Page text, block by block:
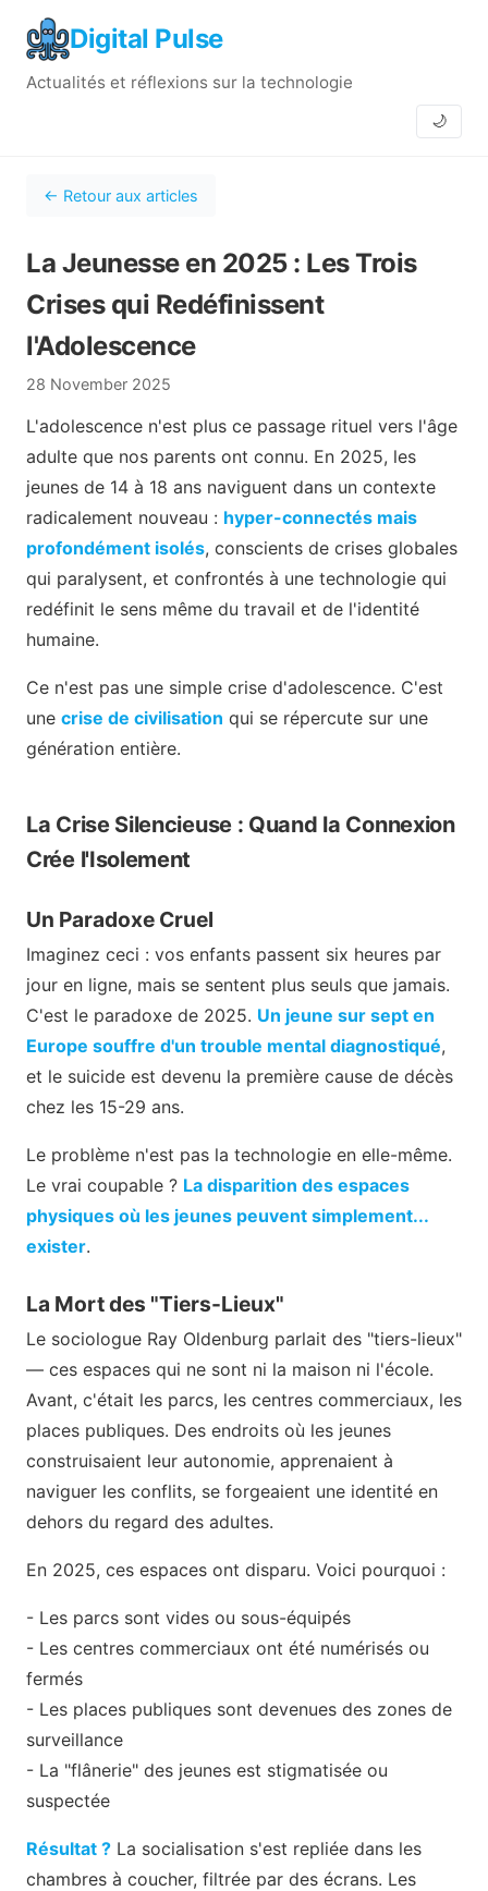
Digital Pulse
Actualités et réflexions sur la technologie
🌙
← Retour aux articles
La Jeunesse en 2025 : Les Trois
Crises qui Redéfinissent
l'Adolescence
28 November 2025
L'adolescence n'est plus ce passage rituel vers l'âge
adulte que nos parents ont connu. En 2025, les
jeunes de 14 à 18 ans naviguent dans un contexte
radicalement nouveau : hyper-connectés mais
profondément isolés, conscients de crises globales
qui paralysent, et confrontés à une technologie qui
redéfinit le sens même du travail et de l'identité
humaine.
Ce n'est pas une simple crise d'adolescence. C'est
une crise de civilisation qui se répercute sur une
génération entière.
La Crise Silencieuse : Quand la Connexion
Crée l'Isolement
Un Paradoxe Cruel
Imaginez ceci : vos enfants passent six heures par
jour en ligne, mais se sentent plus seuls que jamais.
C'est le paradoxe de 2025. Un jeune sur sept en
Europe souffre d'un trouble mental diagnostiqué,
et le suicide est devenu la première cause de décès
chez les 15-29 ans.
Le problème n'est pas la technologie en elle-même.
Le vrai coupable ? La disparition des espaces
physiques où les jeunes peuvent simplement...
exister.
La Mort des "Tiers-Lieux"
Le sociologue Ray Oldenburg parlait des "tiers-lieux"
— ces espaces qui ne sont ni la maison ni l'école.
Avant, c'était les parcs, les centres commerciaux, les
places publiques. Des endroits où les jeunes
construisaient leur autonomie, apprenaient à
naviguer les conflits, se forgeaient une identité en
dehors du regard des adultes.
En 2025, ces espaces ont disparu. Voici pourquoi :
- Les parcs sont vides ou sous-équipés
- Les centres commerciaux ont été numérisés ou
fermés
- Les places publiques sont devenues des zones de
surveillance
- La "flânerie" des jeunes est stigmatisée ou
suspectée
Résultat ? La socialisation s'est repliée dans les
chambres à coucher, filtrée par des écrans. Les